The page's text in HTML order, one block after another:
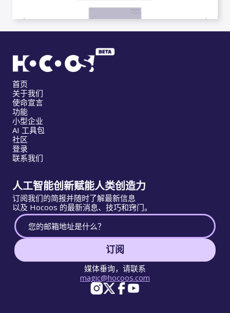
首页
关于我们
使命宣言
功能
小型企业
AI 工具包
社区
登录
联系我们
人工智能创新赋能人类创造力
订阅我们的简报并随时了解最新信息
以及 Hocoos 的最新消息、技巧和窍门。
订阅
媒体垂询，请联系
magic@hocoos.com